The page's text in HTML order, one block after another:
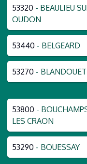
53320 - BEAULIEU
OUDON
53440 - BELGEARD
53270 - BLANDOUET
53800 -
LES CRAON
53290 - BOUESSAY